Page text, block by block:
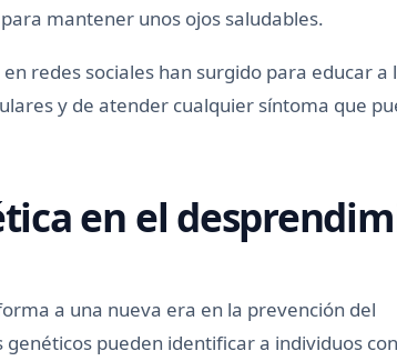
mantener unos ojos saludables.
redes sociales han surgido para educar a
y de atender cualquier síntoma que
en el
a una nueva era en la prevención del
pueden identificar a individuos